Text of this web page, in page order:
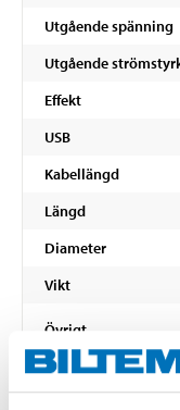
Utgående spänning
Utgående
Effekt
USB
Kabellängd
Längd
Diameter
Vikt
Övrigt
Material